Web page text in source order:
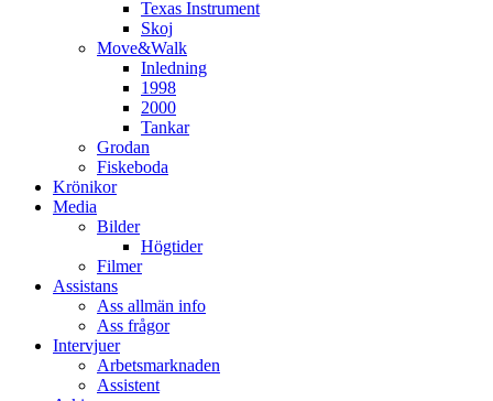
Texas Instrument
Skoj
Move&Walk
Inledning
1998
2000
Tankar
Grodan
Fiskeboda
Krönikor
Media
Bilder
Högtider
Filmer
Assistans
Ass allmän info
Ass frågor
Intervjuer
Arbetsmarknaden
Assistent